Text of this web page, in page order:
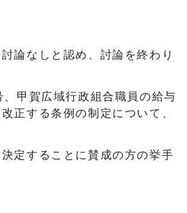
なしと認め、討論を終わり
甲賀広域行政組合職員の給与
正する条例の制定について、
定することに賛成の方の挙手